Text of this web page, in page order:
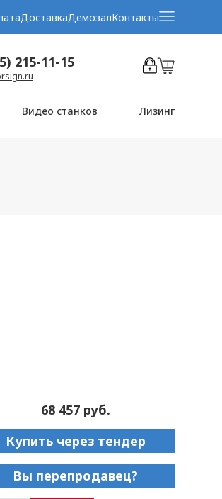
ДоставкаДемозалКонтакты
215-11-15
Видео станков Лизинг
68 457 руб.
Купить через тендер
Вы перепродавец?